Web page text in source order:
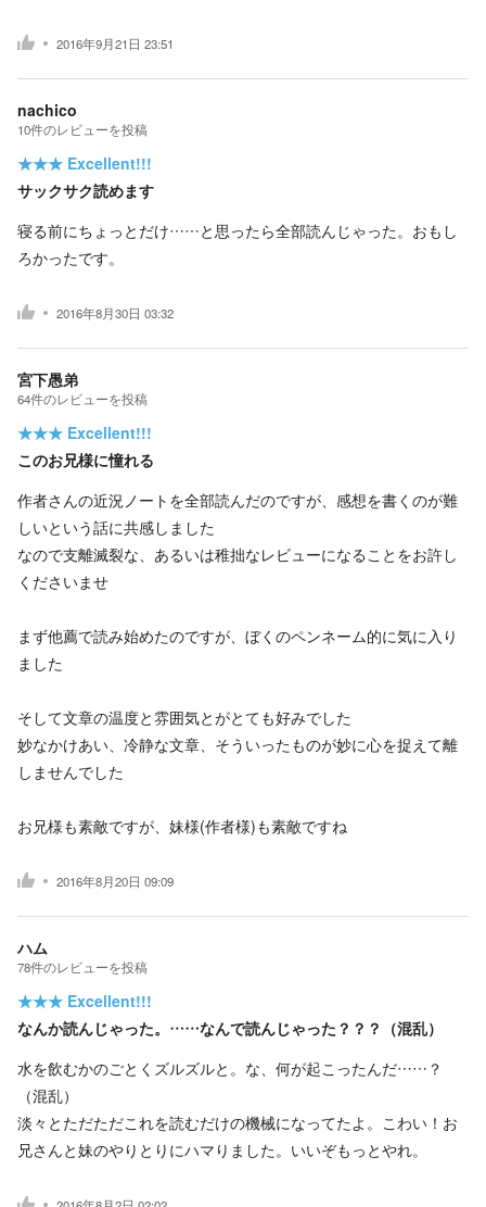
2016年9月21日 23:51
nachico
10件のレビューを投稿
★★★ Excellent!!!
サックサク読めます
寝る前にちょっとだけ……と思ったら全部読んじゃった。おもし
ろかったです。
2016年8月30日 03:32
宮下愚弟
64件のレビューを投稿
★★★ Excellent!!!
このお兄様に憧れる
作者さんの近況ノートを全部読んだのですが、感想を書くのが難
しいという話に共感しました
なので支離滅裂な、あるいは稚拙なレビューになることをお許し
くださいませ
まず他薦で読み始めたのですが、ぼくのペンネーム的に気に入り
ました
そして文章の温度と雰囲気とがとても好みでした
妙なかけあい、冷静な文章、そういったものが妙に心を捉えて離
しませんでした
お兄様も素敵ですが、妹様(作者様)も素敵ですね
2016年8月20日 09:09
ハム
78件のレビューを投稿
★★★ Excellent!!!
なんか読んじゃった。……なんで読んじゃった？？？（混乱）
水を飲むかのごとくズルズルと。な、何が起こったんだ……？
（混乱）
淡々とただただこれを読むだけの機械になってたよ。こわい！お
兄さんと妹のやりとりにハマりました。いいぞもっとやれ。